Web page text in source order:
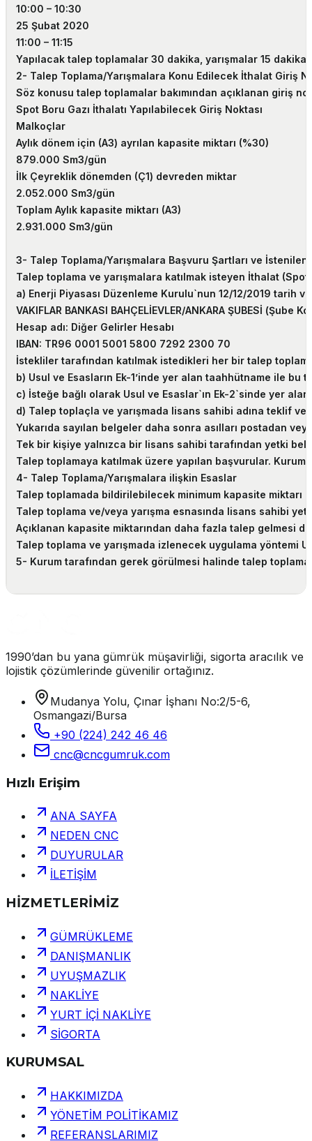
10:00 – 10:30
25 Şubat 2020
11:00 – 11:15
Yapılacak talep toplamalar 30 dakika, yarışmalar 15
2- Talep Toplama/Yarışmalara Konu Edilecek İthalat Giriş
Söz konusu talep toplamalar bakımından açıklanan giriş
Spot Boru Gazı İthalatı Yapılabilecek Giriş Noktası
Malkoçlar
Aylık dönem için (A3) ayrılan kapasite miktarı (%30)
879.000 Sm3/gün
İlk Çeyreklik dönemden (Ç1) devreden miktar
2.052.000 Sm3/gün
Toplam Aylık kapasite miktarı (A3)
2.931.000 Sm3/gün
3- Talep Toplama/Yarışmalara Başvuru Şartları ve İstenilen
Talep toplama ve yarışmalara katılmak isteyen İthalat
a) Enerji Piyasası Düzenleme Kurulu`nun 12/12/2019 tarih
VAKIFLAR BANKASI BAHÇELİEVLER/ANKARA ŞUBESİ (Şube
Hesap adı: Diğer Gelirler Hesabı
IBAN: TR96 0001 5001 5800 7292 2300 70
İstekliler tarafından katılmak istedikleri her bir talep
b) Usul ve Esasların Ek-1’inde yer alan taahhütname ile
c) İsteğe bağlı olarak Usul ve Esaslar`ın Ek-2`sinde yer
d) Talep toplaçla ve yarışmada lisans sahibi adına teklif
Yukarıda sayılan belgeler daha sonra asılları postadan
Tek bir kişiye yalnızca bir lisans sahibi tarafından yetki
Talep toplamaya katılmak üzere yapılan başvurular.
4- Talep Toplama/Yarışmalara ilişkin Esaslar
Talep toplamada bildirilebilecek minimum kapasite miktarı
Talep toplama ve/veya yarışma esnasında lisans sahibi
Açıklanan kapasite miktarından daha fazla talep gelmesi
Talep toplama ve yarışmada izlenecek uygulama yöntemi
5- Kurum tarafından gerek görülmesi halinde talep
1990’dan bu yana gümrük müşavirliği, sigorta aracılık ve
lojistik çözümlerinde güvenilir ortağınız.
Mudanya Yolu, Çınar İşhanı No:2/5-6,
Osmangazi/Bursa
+90 (224) 242 46 46
cnc@cncgumruk.com
Hızlı Erişim
ANA SAYFA
NEDEN CNC
DUYURULAR
İLETİŞİM
HİZMETLERİMİZ
GÜMRÜKLEME
DANIŞMANLIK
UYUŞMAZLIK
NAKLİYE
YURT İÇİ NAKLİYE
SİGORTA
KURUMSAL
HAKKIMIZDA
YÖNETİM POLİTİKAMIZ
REFERANSLARIMIZ